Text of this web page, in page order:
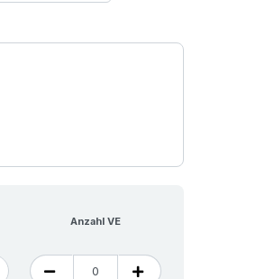
Anzahl VE